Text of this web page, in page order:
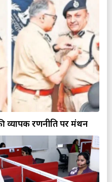
व्यापक रणनीति पर मंथन